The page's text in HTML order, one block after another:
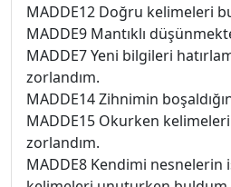
MADDE12 Doğru kelimeleri
MADDE9 Mantıklı
MADDE7 Yeni bilgileri
zorlandım.
MADDE14 Zihnimin
MADDE15 Okurken
zorlandım.
MADDE8 Kendimi